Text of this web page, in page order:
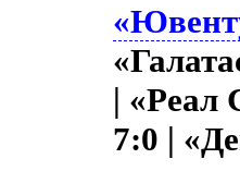
| «Реал
7:0 |